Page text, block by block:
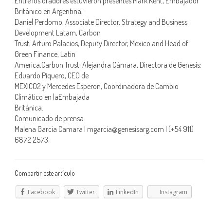
Británico en Argentina;
Daniel Perdomo, Associate Director, Strategy and Business
Development Latam, Carbon
Trust; Arturo Palacios, Deputy Director, Mexico and Head of
Green Finance, Latin
America,Carbon Trust; Alejandra Cámara, Directora de Genesis;
Eduardo Piquero, CEO de
MEXICO2 y Mercedes Esperon, Coordinadora de Cambio
Climático en laEmbajada
Británica.
Comunicado de prensa:
Malena García Camara I mgarcia@genesisarg.com I (+54 911)
6872 2573.
Compartir este artículo
Facebook Twitter LinkedIn Instagram